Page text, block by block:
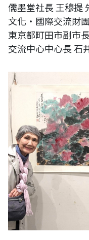
儒墨堂社長 王穆提
文化・國際交流財
東京都町田市副市
交流中心中心長 石